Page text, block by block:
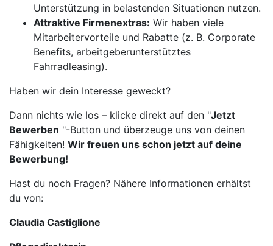
Unterstützung in belastenden Situationen nutzen.
Attraktive Firmenextras: Wir haben viele
Mitarbeitervorteile und Rabatte (z. B. Corporate
Benefits, arbeitgeberunterstütztes
Fahrradleasing).
Haben wir dein Interesse geweckt?
Dann nichts wie los – klicke direkt auf den "Jetzt
Bewerben "-Button und überzeuge uns von deinen
Fähigkeiten! Wir freuen uns schon jetzt auf deine
Bewerbung!
Hast du noch Fragen? Nähere Informationen erhältst
du von:
Claudia Castiglione